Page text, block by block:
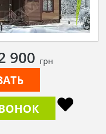
900 грн